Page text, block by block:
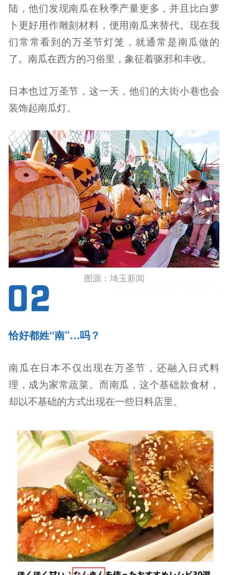
陆，他们发现南瓜在秋季产量更多，并且比白萝
卜更好用作雕刻材料，便用南瓜来替代。现在我
们常常看到的万圣节灯笼，就通常是南瓜做的
了。南瓜在西方的习俗里，象征着驱邪和丰收。
日本也过万圣节，这一天，他们的大街小巷也会
装饰起南瓜灯。
图源：埼玉新闻
恰好都姓“南”…吗？
南瓜在日本不仅出现在万圣节，还融入日式料
理，成为家常蔬菜。而南瓜，这个基础款食材，
却以不基础的方式出现在一些日料店里。